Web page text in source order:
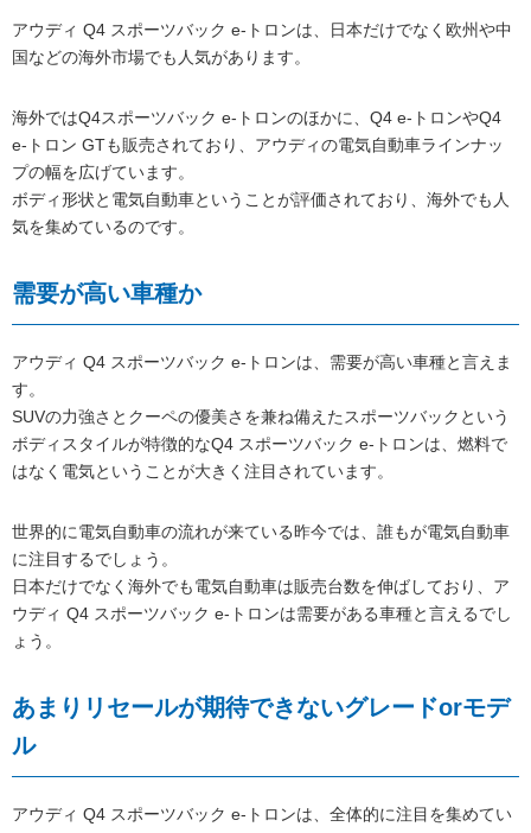
アウディ Q4 スポーツバック e-トロンは、日本だけでなく欧州や中
国などの海外市場でも人気があります。
海外ではQ4スポーツバック e-トロンのほかに、Q4 e-トロンやQ4
e-トロン GTも販売されており、アウディの電気自動車ラインナッ
プの幅を広げています。
ボディ形状と電気自動車ということが評価されており、海外でも人
気を集めているのです。
需要が高い車種か
アウディ Q4 スポーツバック e-トロンは、需要が高い車種と言えま
す。
SUVの力強さとクーペの優美さを兼ね備えたスポーツバックという
ボディスタイルが特徴的なQ4 スポーツバック e-トロンは、燃料で
はなく電気ということが大きく注目されています。
世界的に電気自動車の流れが来ている昨今では、誰もが電気自動車
に注目するでしょう。
日本だけでなく海外でも電気自動車は販売台数を伸ばしており、ア
ウディ Q4 スポーツバック e-トロンは需要がある車種と言えるでし
ょう。
あまりリセールが期待できないグレードorモデ
ル
アウディ Q4 スポーツバック e-トロンは、全体的に注目を集めてい